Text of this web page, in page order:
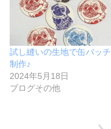
試し縫いの生地で缶バッチ
制作♪
2024年5月18日
ブログその他